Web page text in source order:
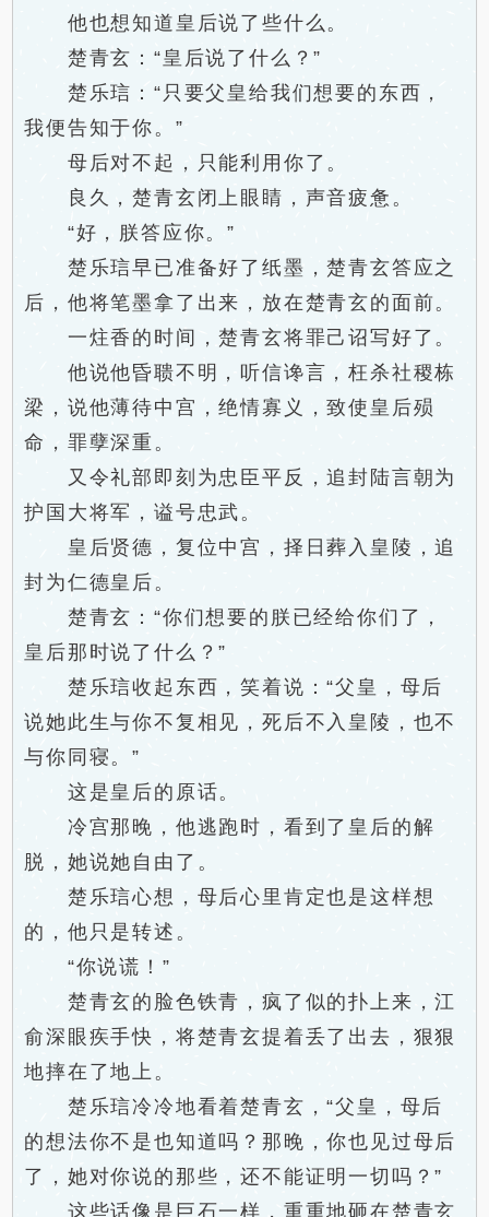
他也想知道皇后说了些什么。
楚青玄：“皇后说了什么？”
楚乐琂：“只要父皇给我们想要的东西，
我便告知于你。”
母后对不起，只能利用你了。
良久，楚青玄闭上眼睛，声音疲惫。
“好，朕答应你。”
楚乐琂早已准备好了纸墨，楚青玄答应之
后，他将笔墨拿了出来，放在楚青玄的面前。
一炷香的时间，楚青玄将罪己诏写好了。
他说他昏聩不明，听信谗言，枉杀社稷栋
梁，说他薄待中宫，绝情寡义，致使皇后殒
命，罪孽深重。
又令礼部即刻为忠臣平反，追封陆言朝为
护国大将军，谥号忠武。
皇后贤德，复位中宫，择日葬入皇陵，追
封为仁德皇后。
楚青玄：“你们想要的朕已经给你们了，
皇后那时说了什么？”
楚乐琂收起东西，笑着说：“父皇，母后
说她此生与你不复相见，死后不入皇陵，也不
与你同寝。”
这是皇后的原话。
冷宫那晚，他逃跑时，看到了皇后的解
脱，她说她自由了。
楚乐琂心想，母后心里肯定也是这样想
的，他只是转述。
“你说谎！”
楚青玄的脸色铁青，疯了似的扑上来，江
俞深眼疾手快，将楚青玄提着丢了出去，狠狠
地摔在了地上。
楚乐琂冷冷地看着楚青玄，“父皇，母后
的想法你不是也知道吗？那晚，你也见过母后
了，她对你说的那些，还不能证明一切吗？”
这些话像是巨石一样，重重地砸在楚青玄